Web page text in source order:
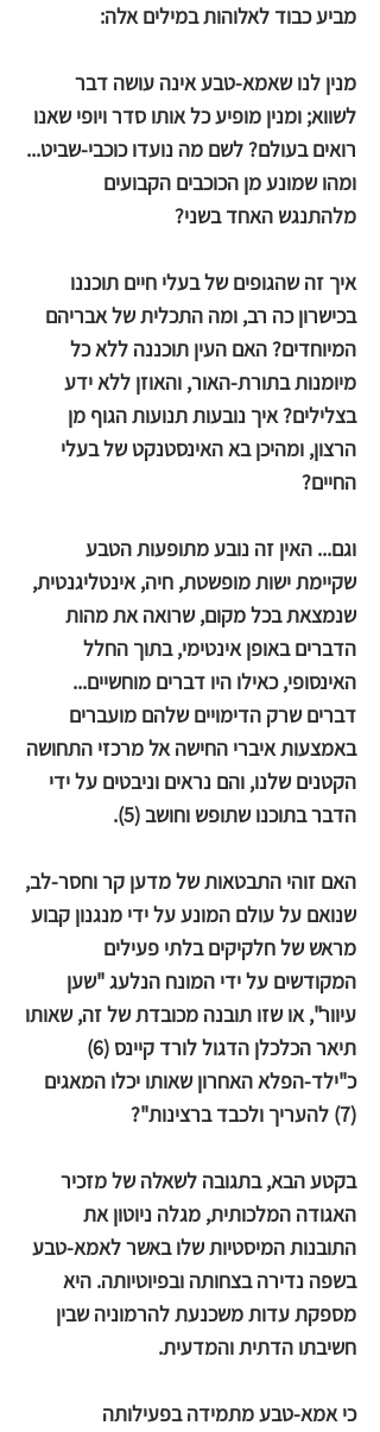
מביע כבוד לאלוהות במילים אלה:
מנין לנו שאמא-טבע אינה עושה דבר
לשווא; ומנין מופיע כל אותו סדר ויופי שאנו
רואים בעולם? לשם מה נועדו כוכבי-שביט...
ומהו שמונע מן הכוכבים הקבועים
מלהתנגש האחד בשני?
איך זה שהגופים של בעלי חיים תוכננו
בכישרון כה רב, ומה התכלית של אבריהם
המיוחדים? האם העין תוכננה ללא כל
מיומנות בתורת-האור, והאוזן ללא ידע
בצלילים? איך נובעות תנועות הגוף מן
הרצון, ומהיכן בא האינסטנקט של בעלי
החיים?
וגם... האין זה נובע מתופעות הטבע
שקיימת ישות מופשטת, חיה, אינטליגנטית,
שנמצאת בכל מקום, שרואה את מהות
הדברים באופן אינטימי, בתוך החלל
האינסופי, כאילו היו דברים מוחשיים...
דברים שרק הדימויים שלהם מועברים
באמצעות איברי החישה אל מרכזי התחושה
הקטנים שלנו, והם נראים וניבטים על ידי
הדבר בתוכנו שתופש וחושב (5).
האם זוהי התבטאות של מדען קר וחסר-לב,
שנואם על עולם המונע על ידי מנגנון קבוע
מראש של חלקיקים בלתי פעילים
המקודשים על ידי המונח הנלעג "שען
עיוור", או שזו תובנה מכובדת של זה, שאותו
תיאר הכלכלן הדגול לורד קיינס (6)
כ"ילד-הפלא האחרון שאותו יכלו המאגים
(7) להעריך ולכבד ברצינות"?
בקטע הבא, בתגובה לשאלה של מזכיר
האגודה המלכותית, מגלה ניוטון את
התובנות המיסטיות שלו באשר לאמא-טבע
בשפה נדירה בצחותה ובפיוטיותה. היא
מספקת עדות משכנעת להרמוניה שבין
חשיבתו הדתית והמדעית.
כי אמא-טבע מתמידה בפעילותה